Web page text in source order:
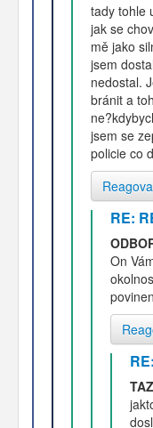
tady tohle
jak se
mě jako
jsem
nedostal.
bránit a
jsem se
policie co
RE:
On